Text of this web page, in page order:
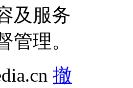
及服务
管理。
撤